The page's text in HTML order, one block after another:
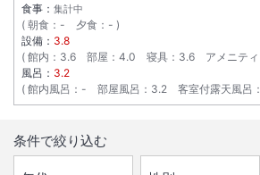
食事： 集計中
朝食 ： - 夕食 ： -
設備： 3.8
館内 ： 3.6 部屋 ： 4.0 寝具 ： 3.6 アメニティ
風呂： 3.2
館内風呂 ： - 部屋風呂 ： 3.2 客室付露天風呂 ：
条件で絞り込む